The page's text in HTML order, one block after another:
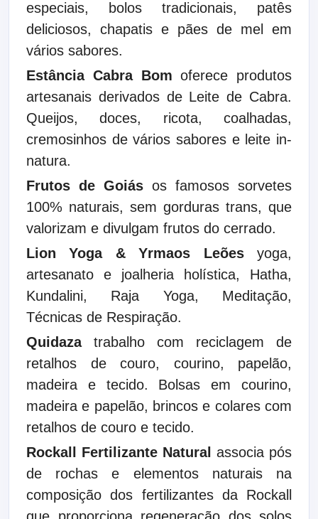
especiais, bolos tradicionais, patês
deliciosos, chapatis e pães de mel em
vários sabores.
Estância Cabra Bom oferece produtos
artesanais derivados de Leite de Cabra.
Queijos, doces, ricota, coalhadas,
cremosinhos de vários sabores e leite in-
natura.
Frutos de Goiás os famosos sorvetes
100% naturais, sem gorduras trans, que
valorizam e divulgam frutos do cerrado.
Lion Yoga & Yrmaos Leõesyoga,
artesanato e joalheria holística, Hatha,
Kundalini, Raja Yoga, Meditação,
Técnicas de Respiração.
Quidaza
trabalho com reciclagem de
retalhos de couro, courino, papelão,
madeira e tecido. Bolsas em courino,
madeira e papelão, brincos e colares com
retalhos de couro e tecido.
Rockall Fertilizante Natural associa pós
de rochas e elementos naturais na
composição dos fertilizantes da Rockall